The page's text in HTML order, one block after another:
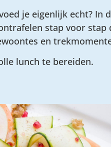
je eigenlijk echt? In
stap voor stap
en
lunch te bereiden.